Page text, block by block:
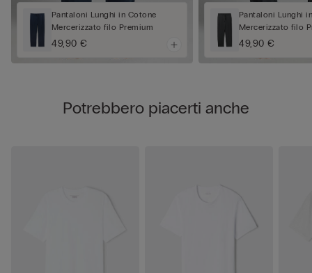
Pantaloni Lunghi in Cotone
Mercerizzato filo Premium
49,90 €
Pantaloni Lunghi
Mercerizzato filo
49,90 €
Potrebbero piacerti anche